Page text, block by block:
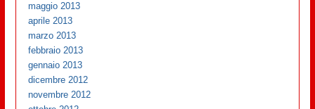
maggio 2013
aprile 2013
marzo 2013
febbraio 2013
gennaio 2013
dicembre 2012
novembre 2012